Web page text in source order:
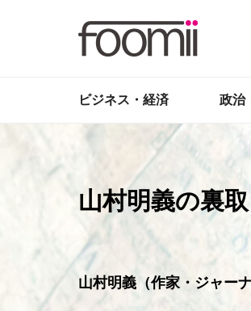
ビジネス・経済 政治
山村明義の裏
山村明義（作家・ジャーナ